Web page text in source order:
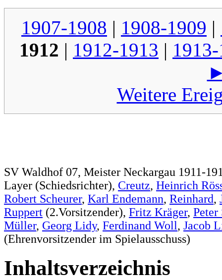
1907-1908 | 1908-1909 |
1912 | 1912-1913 |
Weitere
SV Waldhof 07, Meister Neckargau 1911-
Layer (Schiedsrichter), Creutz, Heinrich
Robert Scheurer, Karl Endemann, Reinhard,
Ruppert (2.Vorsitzender), Fritz Kräger, Peter
Müller, Georg Lidy, Ferdinand Woll, Jacob
(Ehrenvorsitzender im Spielausschuss)
Inhaltsverzeichnis